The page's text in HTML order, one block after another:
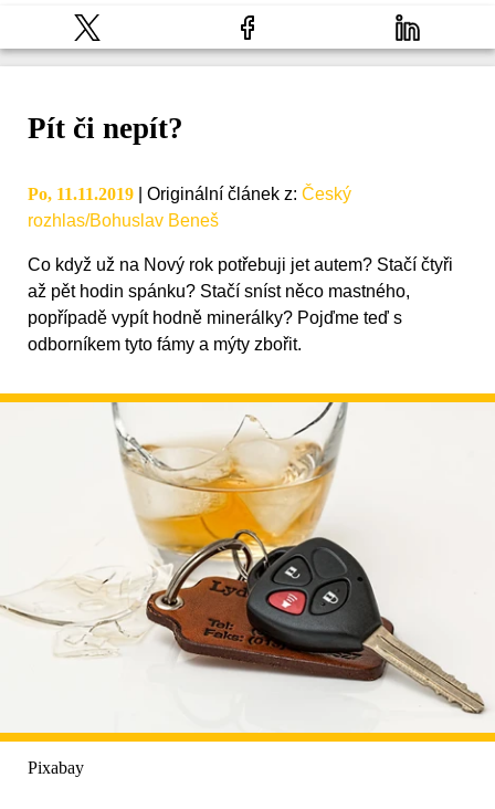
Pít či nepít?
Po, 11.11.2019 Originální článek z: Český
rozhlas/Bohuslav Beneš
Co když už na Nový rok potřebuji jet autem? Stačí čtyři
až pět hodin spánku? Stačí sníst něco mastného,
popřípadě vypít hodně minerálky? Pojďme teď s
odborníkem tyto fámy a mýty zbořit.
Pixabay